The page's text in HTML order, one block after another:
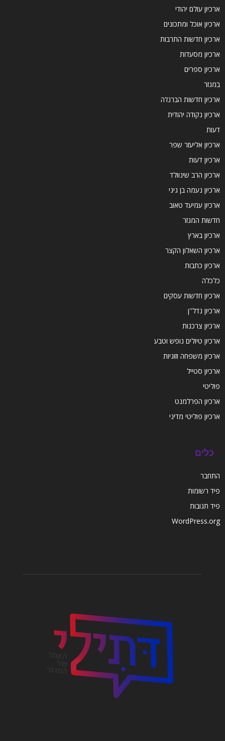
ארכיון עולם יהודי
ארכיון אוכל ומתכונים
ארכיון חדשות התרבות
ארכיון מסעדות
ארכיון ספרים
במגזר
ארכיון חדשות הברנז'ה
ארכיון נקודה יהודית
דעות
ארכיון אליעזר שפר
ארכיון דעות
ארכיון הרב שינוולד
ארכיון נעמה בן גיגי
ארכיון עמיעד טאוב
חדשות המגזר
ארכיון בארץ
ארכיון השאלון הקצר
ארכיון כתבות
כלכלה
ארכיון חדשות עסקים
ארכיון נדל''ן
ארכיון צרכנות
ארכיון טיולים נופש וטבע
ארכיון משפחה וזוגיות
ארכיון סטייל
פוליטי
ארכיון הפרלמנט
ארכיון פוליטי מדיני
כלים
התחבר
פיד רשומות
פיד תגובות
WordPress.org